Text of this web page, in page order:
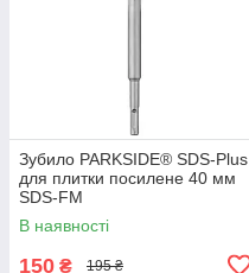
Зубило PARKSIDE® SDS-Plus
для плитки посилене 40 мм
SDS-FM
В наявності
150 ₴ 195 ₴